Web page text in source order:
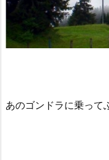
あのゴンドラに乗って